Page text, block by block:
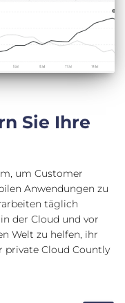
Sie Ihre
um Customer
Anwendungen zu
täglich
der Cloud und vor
Welt zu helfen, ihr
private Cloud Countly